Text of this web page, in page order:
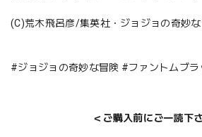
(C)荒木飛呂彦/集英社・ジョジョの奇妙
#ジョジョの奇妙な冒険 #ファントムブラ
＜ご購入前にご一読下